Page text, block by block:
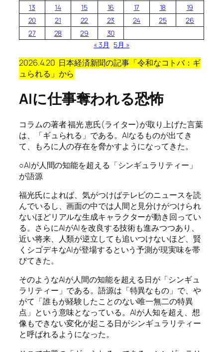
13
14 15 16 17 18
19
20
21 22 23 24 25
26
27
28 29
30
« 3月
5月 »
2026.4.20 日本経済新聞の記事「令和なコトバ：ギ
ュられる」 から
AIに仕事奪われる恐怖
コラムの著者 福光 恵氏(ライター)が取り上げた言葉
は、「ギュられる」である。AIなるものが出てき
て、もろに人の存在を脅かすようになってきた。
○AIが人間の知能を超える「シンギュラリティー」
が語源
福光氏によれば、気がつけばテレビのニュースを読
んでいるし、画面の中では人間と見分けがつけられ
ないほどリアルな生成キャラクターが動き回ってい
る。さらにAIがAIを改良する技術も進みつつあり、
近い将来、人類が逆立しても追いつけないほど、賢
くシゴデキなAIが登場するという予測が現実味を帯
びてきた。
そのようなAIが人間の知能を超える日が「シンギュ
ラリティー」である。語源は「特異なもの」で、や
がて「誰もが経験したことのない唯一無二の特異
点」という意味となっている。AIが人知を超え、想
像もできない変化が起こる日がシンギュラリティー
と呼ばれるようになった。